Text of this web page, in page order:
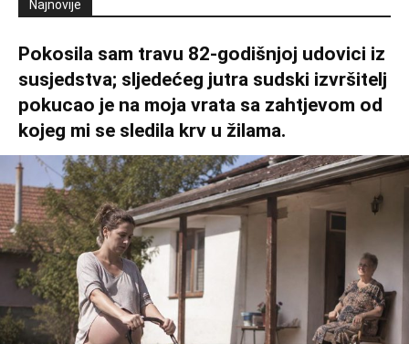
Najnovije
Pokosila sam travu 82-godišnjoj udovici iz
susjedstva; sljedećeg jutra sudski izvršitelj
pokucao je na moja vrata sa zahtjevom od
kojeg mi se sledila krv u žilama.